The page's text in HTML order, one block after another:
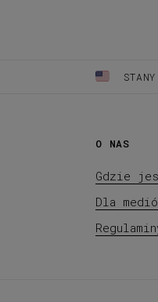
O NAS
Gdzie
Dla